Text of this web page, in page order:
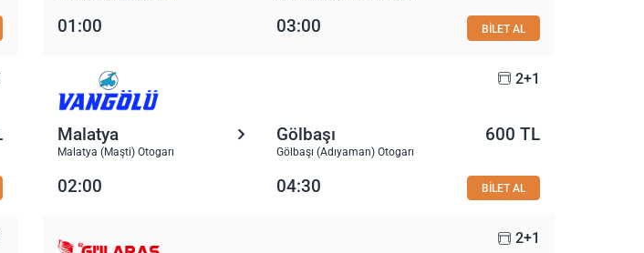
01:00 03:00 BİLET AL
2+1
Malatya
Malatya (Maşti) Otogarı
Gölbaşı
Gölbaşı (Adıyaman) Otogarı
600 TL
02:00 04:30 BİLET AL
2+1